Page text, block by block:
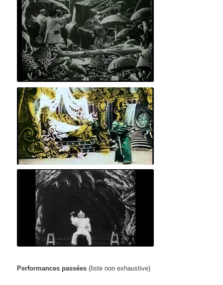
Voyage dans la lune
Le Royaume des fées
Performances passées(liste non exhaustive)